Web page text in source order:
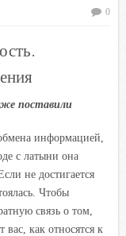
0
поставили
информацией,
с латыни она
не достигается
Чтобы
связь о том,
как относятся к